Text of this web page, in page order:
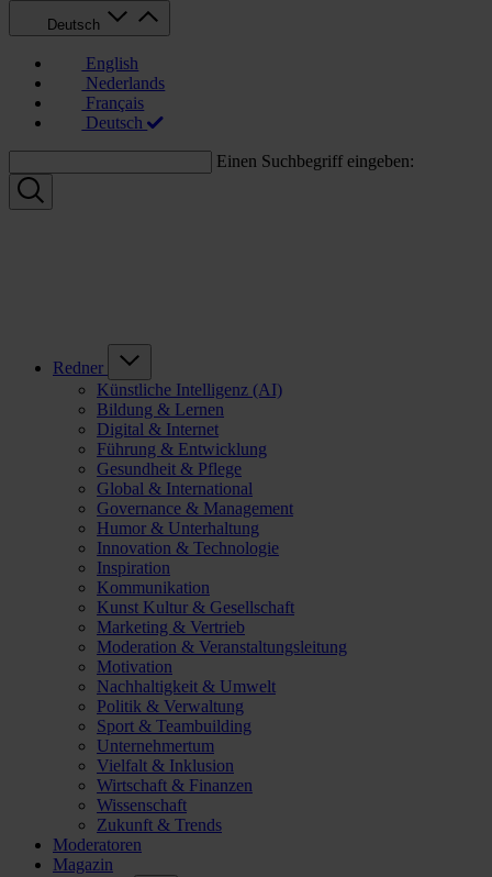
Deutsch
English
Nederlands
Français
Deutsch
Einen Suchbegriff eingeben:
Redner
Künstliche Intelligenz (AI)
Bildung & Lernen
Digital & Internet
Führung & Entwicklung
Gesundheit & Pflege
Global & International
Governance & Management
Humor & Unterhaltung
Innovation & Technologie
Inspiration
Kommunikation
Kunst Kultur & Gesellschaft
Marketing & Vertrieb
Moderation & Veranstaltungsleitung
Motivation
Nachhaltigkeit & Umwelt
Politik & Verwaltung
Sport & Teambuilding
Unternehmertum
Vielfalt & Inklusion
Wirtschaft & Finanzen
Wissenschaft
Zukunft & Trends
Moderatoren
Magazin